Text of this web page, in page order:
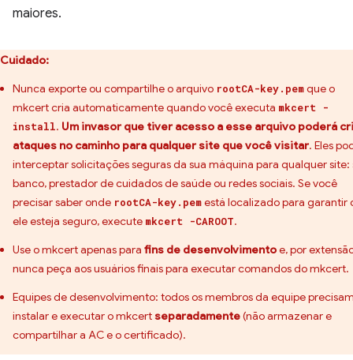
maiores.
Cuidado:
Nunca exporte ou compartilhe o arquivo rootCA-key.pemque o
mkcert cria automaticamente quando você executa mkcert -
install. Um invasor que tiver acesso a esse arquivo poderá
ataques no caminho para qualquer site que você visitar. Eles
interceptar solicitações seguras da sua máquina para qualquer site:
banco, prestador de cuidados de saúde ou redes sociais. Se você
precisar saber onde rootCA-key.pemestá localizado para garantir
ele esteja seguro, execute mkcert -CAROOT.
Use o mkcert apenas para fins de desenvolvimentoe, por
nunca peça aos usuários finais para executar comandos do mkcert.
Equipes de desenvolvimento: todos os membros da equipe
instalar e executar o mkcertseparadamente(não armazenar e
compartilhar a AC e o certificado).